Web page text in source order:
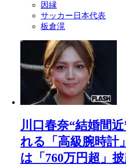
因縁
サッカー日本代表
板倉滉
川口春奈“結婚間
れる「高級腕時計
は「760万円超」